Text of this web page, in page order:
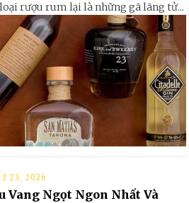
rượu rum lại là những gã lãng tử...
3 23, 2026
Vang Ngọt Ngon Nhất Và